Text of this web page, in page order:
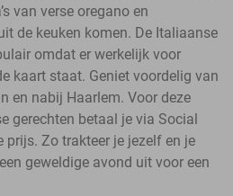
van verse oregano en
de keuken komen. De Italiaanse
omdat er werkelijk voor
kaart staat. Geniet voordelig van
en nabij Haarlem. Voor deze
gerechten betaal je via Social
prijs. Zo trakteer je jezelf en je
geweldige avond uit voor een